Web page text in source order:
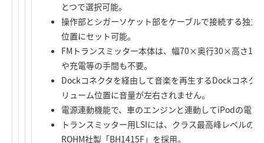
とつで選択可能。
操作部とシガーソケット部をケーブルで接続する独立
位置にセット可能。
FMトランスミッター本体は、幅70×奥行30×高さ
や充電等の手間も不要。
Dockコネクタを経由して音楽を再生するDockコネク
リューム位置に音量が左右されません。
電源連動機能で、車のエンジンと連動してiPodの電源
トランスミッター用LSIには、クラス最高峰レベルの
ROHM社製「BH1415F」を採用。